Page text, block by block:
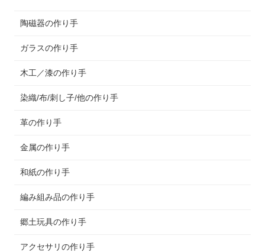
陶磁器の作り手
ガラスの作り手
木工／漆の作り手
染織/布/刺し子/他の作り手
革の作り手
金属の作り手
和紙の作り手
編み組み品の作り手
郷土玩具の作り手
アクセサリの作り手